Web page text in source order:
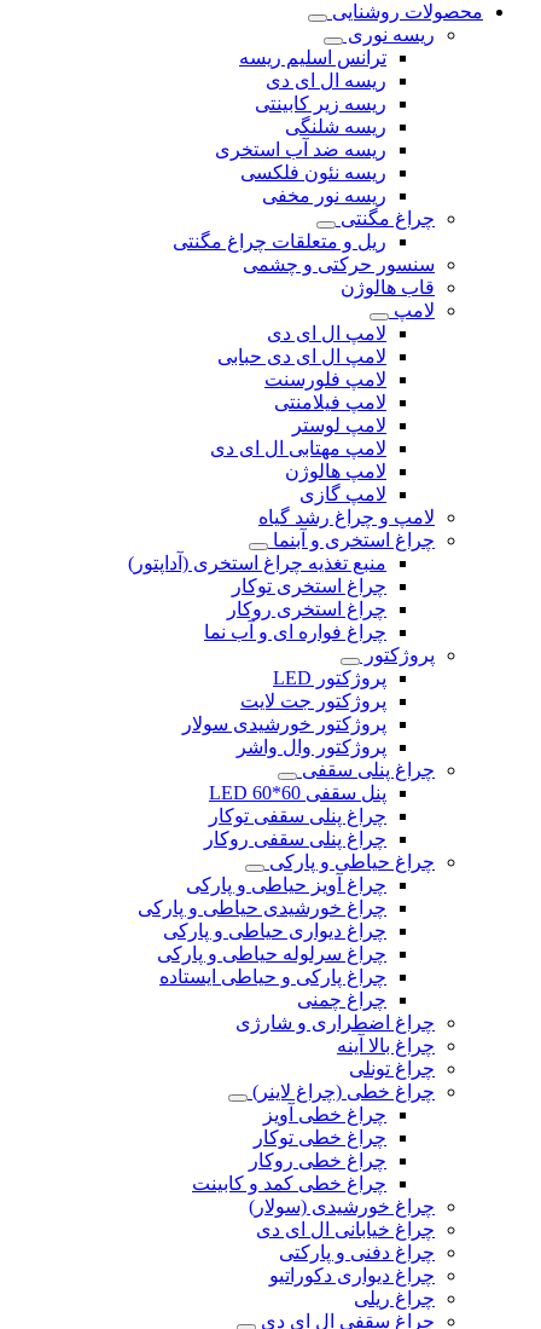
محصولات روشنایی
ریسه نوری
ترانس اسلیم ریسه
ریسه ال ای دی
ریسه زیر کابینتی
ریسه شلنگی
ریسه ضد آب استخری
ریسه نئون فلکسی
ریسه نور مخفی
چراغ مگنتی
ریل و متعلقات چراغ مگنتی
سنسور حرکتی و چشمی
قاب هالوژن
لامپ
لامپ ال ای دی
لامپ ال ای دی حبابی
لامپ فلورسنت
لامپ فیلامنتی
لامپ لوستر
لامپ مهتابی ال ای دی
لامپ هالوژن
لامپ گازی
لامپ و چراغ رشد گیاه
چراغ استخری و آبنما
منبع تغذیه چراغ استخری (آداپتور)
چراغ استخری توکار
چراغ استخری روکار
چراغ فواره ای و آب نما
پروژکتور
پروژکتور LED
پروژکتور جت لایت
پروژکتور خورشیدی سولار
پروژکتور وال واشر
چراغ پنلی سقفی
پنل سقفی 60*60 LED
چراغ پنلی سقفی توکار
چراغ پنلی سقفی روکار
چراغ حیاطی و پارکی
چراغ آویز حیاطی و پارکی
چراغ خورشیدی حیاطی و پارکی
چراغ دیواری حیاطی و پارکی
چراغ سرلوله حیاطی و پارکی
چراغ پارکی و حیاطی ایستاده
چراغ چمنی
چراغ اضطراری و شارژی
چراغ بالا آینه
چراغ تونلی
چراغ خطی (چراغ لاینر)
چراغ خطی آویز
چراغ خطی توکار
چراغ خطی روکار
چراغ خطی کمد و کابینت
چراغ خورشیدی (سولار)
چراغ خیابانی ال ای دی
چراغ دفنی و پارکتی
چراغ دیواری دکوراتیو
چراغ ریلی
چراغ سقفی ال ای دی